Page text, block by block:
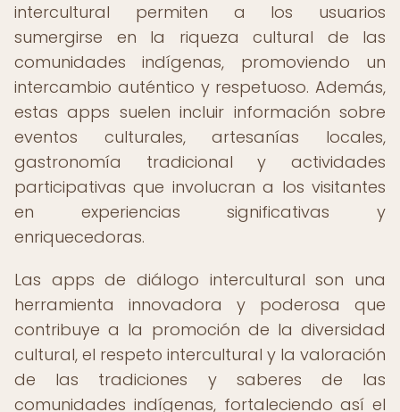
intercultural permiten a los usuarios
sumergirse en la riqueza cultural de las
comunidades indígenas, promoviendo un
intercambio auténtico y respetuoso. Además,
estas apps suelen incluir información sobre
eventos culturales, artesanías locales,
gastronomía tradicional y actividades
participativas que involucran a los visitantes
en experiencias significativas y
enriquecedoras.
Las apps de diálogo intercultural son una
herramienta innovadora y poderosa que
contribuye a la promoción de la diversidad
cultural, el respeto intercultural y la valoración
de las tradiciones y saberes de las
comunidades indígenas, fortaleciendo así el